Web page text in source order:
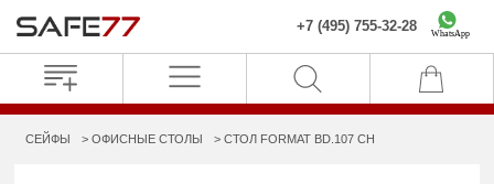
+7 (495) 755-32-28 WhatsApp
СЕЙФЫ ОФИСНЫЕ СТОЛЫ СТОЛ FORMAT BD.107 CH